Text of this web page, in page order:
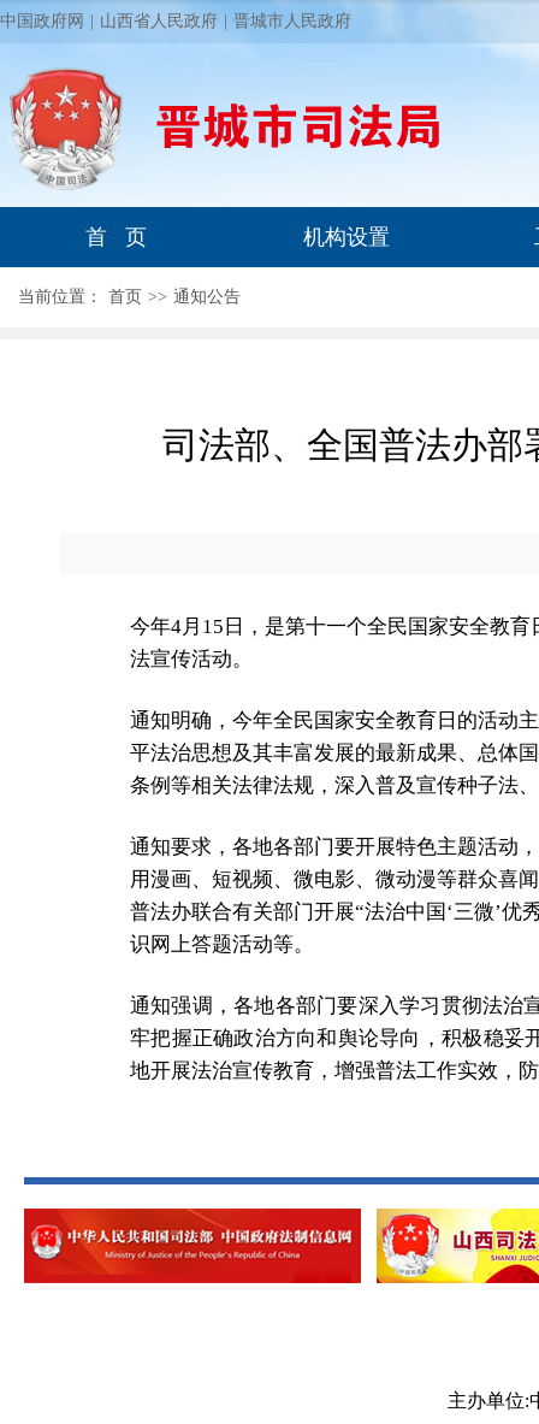
中国政府网 山西省人民政府 晋城市人民政府
首 页 机构设置
当前位置： 首页 >> 通知公告
司法部、全国普法办部
今年4月15日，是第十一个全民国家安全教
法宣传活动。
通知明确，今年全民国家安全教育日的活动
平法治思想及其丰富发展的最新成果、总体
条例等相关法律法规，深入普及宣传种子法
通知要求，各地各部门要开展特色主题活动
用漫画、短视频、微电影、微动漫等群众喜
普法办联合有关部门开展“法治中国‘三微’
识网上答题活动等。
通知强调，各地各部门要深入学习贯彻法治
牢把握正确政治方向和舆论导向，积极稳妥
地开展法治宣传教育，增强普法工作实效，
主办单位: